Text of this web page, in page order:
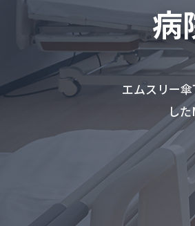
病
エムスリー
した